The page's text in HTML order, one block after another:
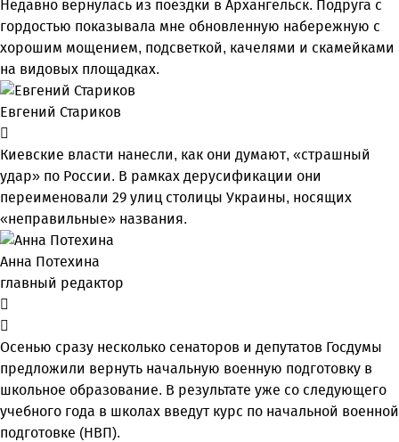
Недавно вернулась из поездки в Архангельск. Подруга с
гордостью показывала мне обновленную набережную с
хорошим мощением, подсветкой, качелями и скамейками
на видовых площадках.
Евгений Стариков
Киевские власти нанесли, как они думают, «страшный
удар» по России. В рамках дерусификации они
переименовали 29 улиц столицы Украины, носящих
«неправильные» названия.
Анна Потехина
главный редактор
Осенью сразу несколько сенаторов и депутатов Госдумы
предложили вернуть начальную военную подготовку в
школьное образование. В результате уже со следующего
учебного года в школах введут курс по начальной военной
подготовке (НВП).